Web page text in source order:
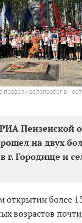
велопробег в
РИА Пензенской
на двух
г. Городище и
открытии более
возрастов